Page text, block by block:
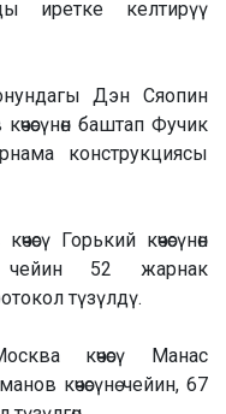
иретке келтирүү
Дэн Сяопин
баштап Фучик
конструкциясы
Горький көчөсүнөн
чейин 52 жарнак
түзүлдү.
көчөсү Манас
көчөсүнө чейин, 67